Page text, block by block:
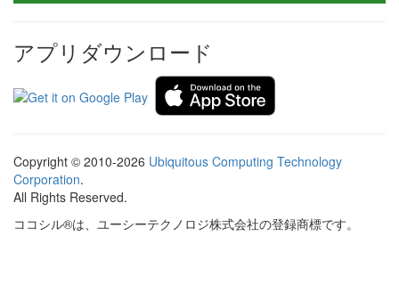
アプリダウンロード
Copyright © 2010-2026 Ubiquitous Computing Technology
Corporation.
All Rights Reserved.
ココシル®は、ユーシーテクノロジ株式会社の登録商標です。